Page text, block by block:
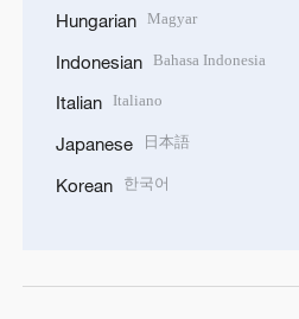
Hungarian Magyar
Indonesian Bahasa Indonesia
Italian Italiano
Japanese 日本語
Korean 한국어